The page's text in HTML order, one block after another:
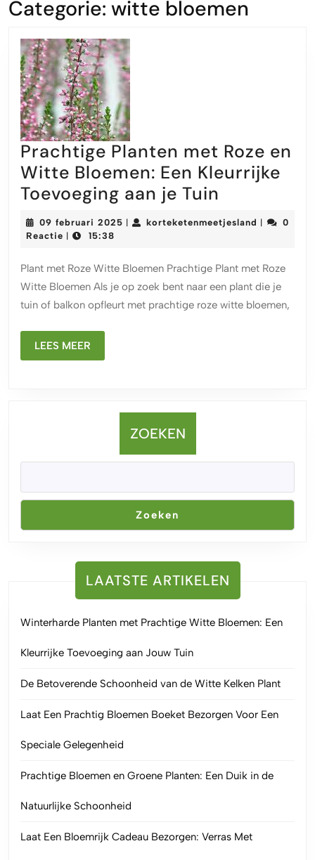
Categorie: witte bloemen
Prachtige Planten met Roze en
Witte Bloemen: Een Kleurrijke
Toevoeging aan je Tuin
Planten
met
en
Witte
09 februari 2025 09
korteketenmeetjesland
0
Reactie
15:38
Plant met Roze Witte Bloemen Prachtige Plant met Roze
Witte Bloemen Als je op zoek bent naar een plant die je
tuin of balkon opfleurt met prachtige roze witte bloemen,
LEES MEER
MEER
ZOEKEN
Zoeken
LAATSTE ARTIKELEN
Winterharde Planten met Prachtige Witte Bloemen: Een
Kleurrijke Toevoeging aan Jouw Tuin
De Betoverende Schoonheid van de Witte Kelken Plant
Laat Een Prachtig Bloemen Boeket Bezorgen Voor Een
Speciale Gelegenheid
Prachtige Bloemen en Groene Planten: Een Duik in de
Natuurlijke Schoonheid
Laat Een Bloemrijk Cadeau Bezorgen: Verras Met